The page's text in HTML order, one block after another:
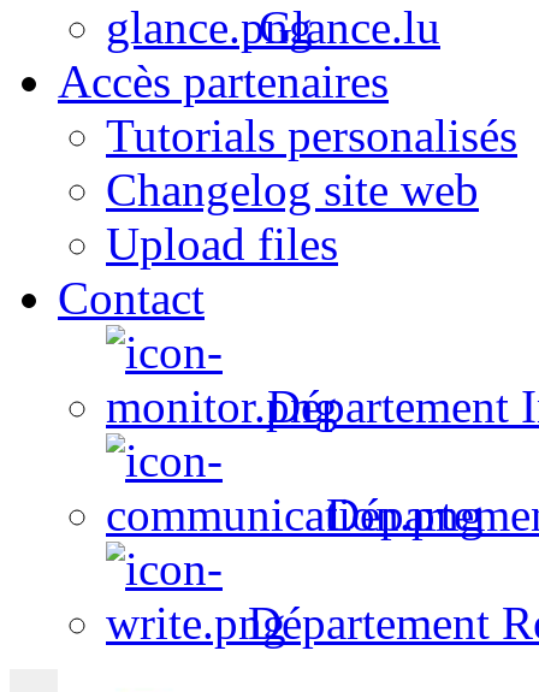
Glance.lu
Accès partenaires
Tutorials personalisés
Changelog site web
Upload files
Contact
Département
Département